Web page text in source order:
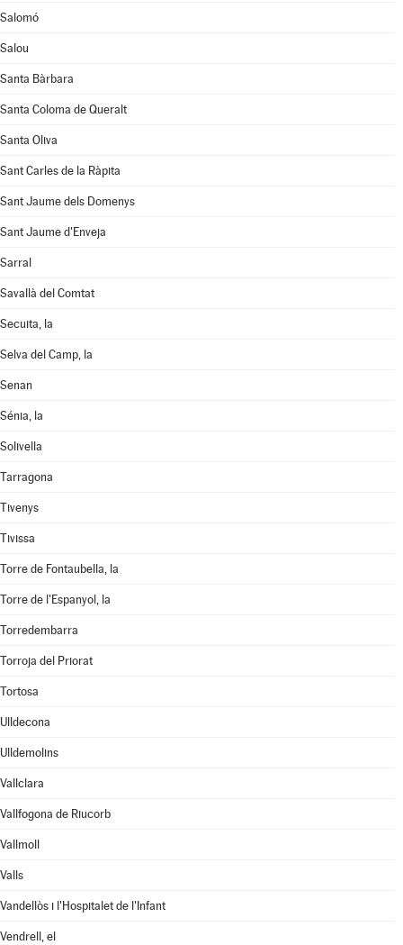
Salomó
Salou
Santa Bàrbara
Santa Coloma de Queralt
Santa Oliva
Sant Carles de la Ràpita
Sant Jaume dels Domenys
Sant Jaume d'Enveja
Sarral
Savallà del Comtat
Secuita, la
Selva del Camp, la
Senan
Sénia, la
Solivella
Tarragona
Tivenys
Tivissa
Torre de Fontaubella, la
Torre de l'Espanyol, la
Torredembarra
Torroja del Priorat
Tortosa
Ulldecona
Ulldemolins
Vallclara
Vallfogona de Riucorb
Vallmoll
Valls
Vandellòs i l'Hospitalet de l'Infant
Vendrell, el